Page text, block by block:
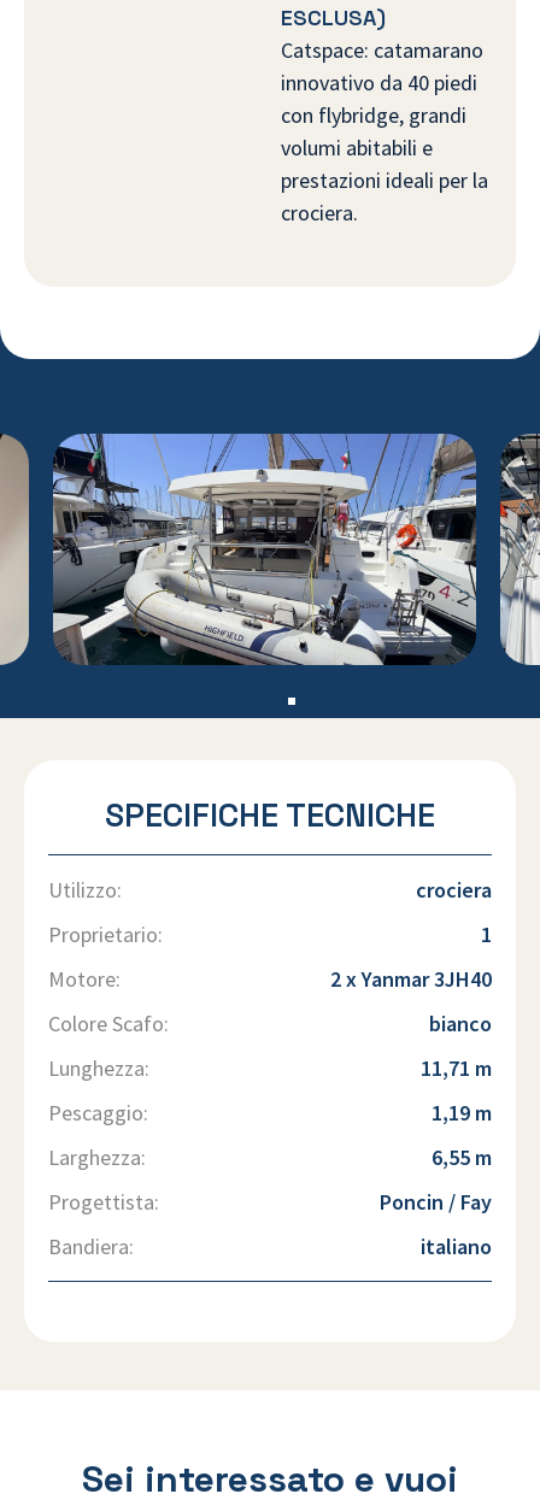
ESCLUSA)
Catspace: catamarano
innovativo da 40 piedi
con flybridge, grandi
volumi abitabili e
prestazioni ideali per la
crociera.
SPECIFICHE TECNICHE
Utilizzo:
crociera
Proprietario:
1
Motore:
2 x Yanmar 3JH40
Colore Scafo:
bianco
Lunghezza:
11,71 m
Pescaggio:
1,19 m
Larghezza:
6,55 m
Progettista:
Poncin / Fay
Bandiera:
italiano
Sei interessato e vuoi